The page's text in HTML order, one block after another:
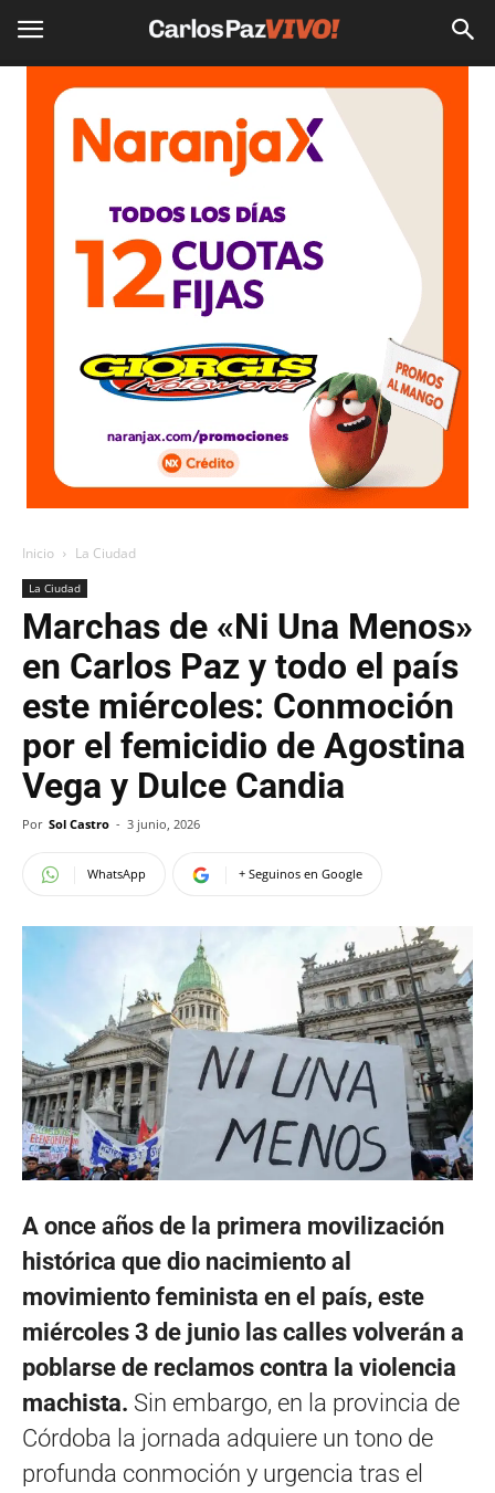
Inicio La Ciudad
La Ciudad
Marchas de «Ni Una Menos»
en Carlos Paz y todo el país
este miércoles: Conmoción
por el femicidio de Agostina
Vega y Dulce Candia
Por Sol Castro - 3 junio, 2026
WhatsApp + Seguinos en Google
A once años de la primera movilización
histórica que dio nacimiento al
movimiento feminista en el país, este
miércoles 3 de junio las calles volverán a
poblarse de reclamos contra la violencia
machista. Sin embargo, en la provincia de
Córdoba la jornada adquiere un tono de
profunda conmoción y urgencia tras el